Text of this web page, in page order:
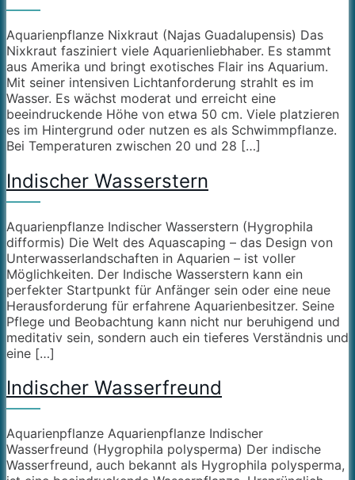
Aquarienpflanze Nixkraut (Najas Guadalupensis) Das
Nixkraut fasziniert viele Aquarienliebhaber. Es stammt
aus Amerika und bringt exotisches Flair ins Aquarium.
Mit seiner intensiven Lichtanforderung strahlt es im
Wasser. Es wächst moderat und erreicht eine
beeindruckende Höhe von etwa 50 cm. Viele platzieren
es im Hintergrund oder nutzen es als Schwimmpflanze.
Bei Temperaturen zwischen 20 und 28 […]
Indischer Wasserstern
Aquarienpflanze Indischer Wasserstern (Hygrophila
difformis) Die Welt des Aquascaping – das Design von
Unterwasserlandschaften in Aquarien – ist voller
Möglichkeiten. Der Indische Wasserstern kann ein
perfekter Startpunkt für Anfänger sein oder eine neue
Herausforderung für erfahrene Aquarienbesitzer. Seine
Pflege und Beobachtung kann nicht nur beruhigend und
meditativ sein, sondern auch ein tieferes Verständnis und
eine […]
Indischer Wasserfreund
Aquarienpflanze Aquarienpflanze Indischer
Wasserfreund (Hygrophila polysperma) Der indische
Wasserfreund, auch bekannt als Hygrophila polysperma,